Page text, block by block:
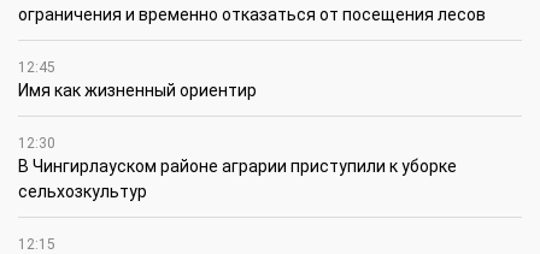
ограничения и временно отказаться от посещения лесов
12:45
Имя как жизненный ориентир
12:30
В Чингирлауском районе аграрии приступили к уборке
сельхозкультур
12:15